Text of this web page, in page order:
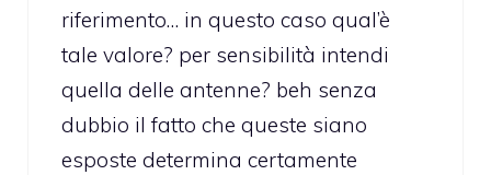
riferimento… in questo caso qual’è
tale valore? per sensibilità intendi
quella delle antenne? beh senza
dubbio il fatto che queste siano
esposte determina certamente